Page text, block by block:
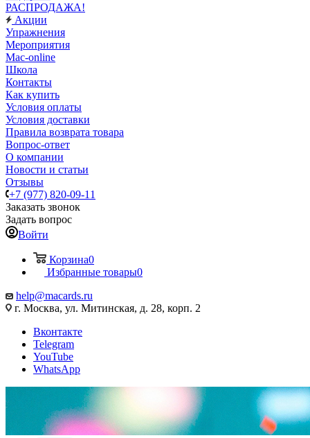
РАСПРОДАЖА!
Акции
Упражнения
Мероприятия
Mac-online
Школа
Контакты
Как купить
Условия оплаты
Условия доставки
Правила возврата товара
Вопрос-ответ
О компании
Новости и статьи
Отзывы
+7 (977) 820-09-11
Заказать звонок
Задать вопрос
Войти
Корзина0
Избранные товары0
help@macards.ru
г. Москва, ул. Митинская, д. 28, корп. 2
Вконтакте
Telegram
YouTube
WhatsApp